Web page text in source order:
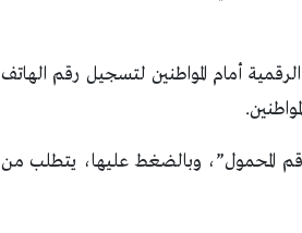
أمام المواطنين لتسجيل رقم الهاتف
المحمول”، وبالضغط عليها، يتطلب من